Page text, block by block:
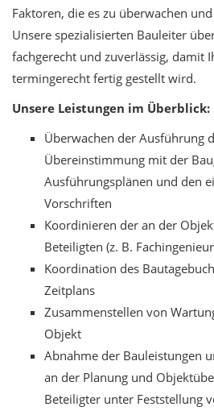
Faktoren, die es zu überwachen
Unsere spezialisierten Bauleiter
fachgerecht und zuverlässig, damit
termingerecht fertig gestellt wird.
Unsere Leistungen im Überblick:
Überwachen der Ausführung
Übereinstimmung mit der
Ausführungsplänen und den
Vorschriften
Koordinieren der an der
Beteiligten (z. B.
Koordination des
Zeitplans
Zusammenstellen von
Objekt
Abnahme der Bauleistungen
an der Planung und
Beteiligter unter Feststellung